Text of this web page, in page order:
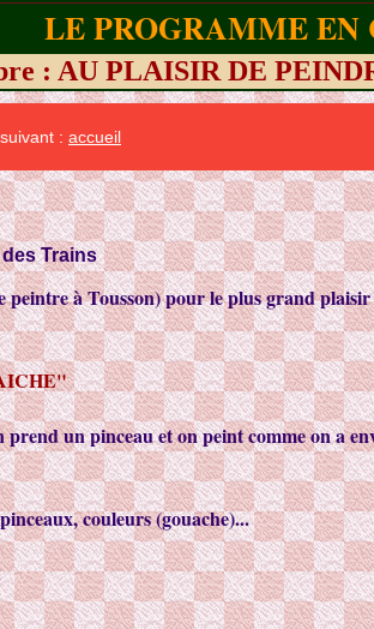
LE PROGRAMME EN
: AU PLAISIR DE
: accueil
Trains
à Tousson) pour le plus grand
un pinceau et on peint comme on a
couleurs (gouache)...